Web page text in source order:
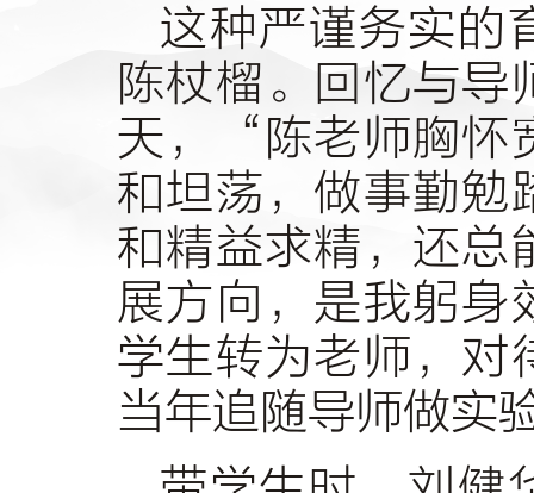
这种严谨务实的
陈杖榴。回忆与导
天，“陈老师胸怀
和坦荡，做事勤勉
和精益求精，还总
展方向，是我躬
学生转为老师，对
当年追随导师做实